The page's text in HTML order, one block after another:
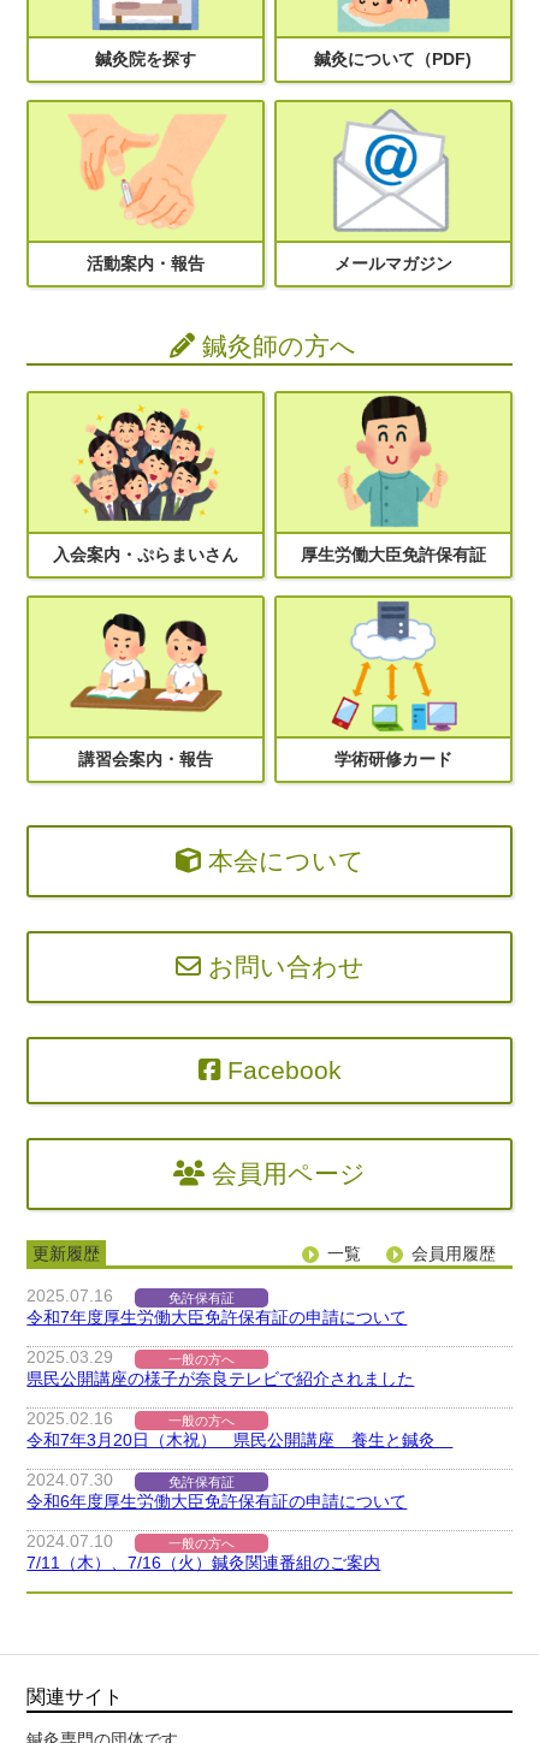
鍼灸院を探す 鍼灸について（PDF)
活動案内・報告 メールマガジン
鍼灸師の方へ
入会案内・ぷらまいさん 厚生労働大臣免許保有証
講習会案内・報告 学術研修カード
本会について
お問い合わせ
Facebook
会員用ページ
更新履歴 一覧 会員用履歴
2025.07.16 免許保有証
令和7年度厚生労働大臣免許保有証の申請について
2025.03.29 一般の方へ
県民公開講座の様子が奈良テレビで紹介されました
2025.02.16 一般の方へ
令和7年3月20日（木祝） 県民公開講座 養生と鍼灸
2024.07.30 免許保有証
令和6年度厚生労働大臣免許保有証の申請について
2024.07.10 一般の方へ
7/11（木）、7/16（火）鍼灸関連番組のご案内
関連サイト